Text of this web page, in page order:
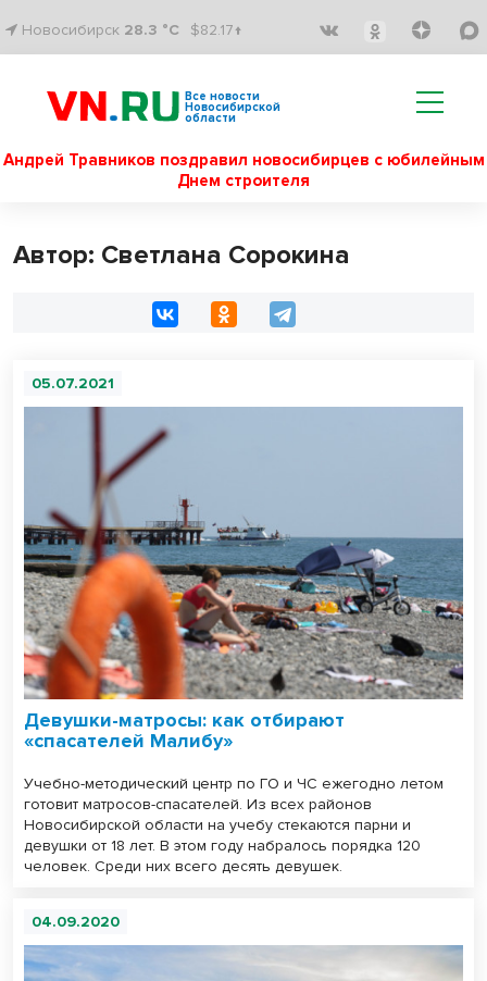
Новосибирск 28.3 °C $82.17↑
Все новости
Новосибирской
области
Андрей Травников поздравил новосибирцев с юбилейным
Днем строителя
Автор: Светлана Сорокина
05.07.2021
Девушки-матросы: как отбирают
«спасателей Малибу»
Учебно-методический центр по ГО и ЧС ежегодно летом
готовит матросов-спасателей. Из всех районов
Новосибирской области на учебу стекаются парни и
девушки от 18 лет. В этом году набралось порядка 120
человек. Среди них всего десять девушек.
04.09.2020